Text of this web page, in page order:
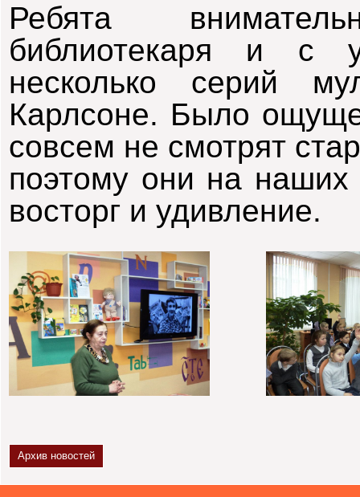
Ребята
библиотекаря и с
несколько серий
Карлсоне. Было
совсем не смотрят
поэтому они на
восторг и удивление.
Архив новостей